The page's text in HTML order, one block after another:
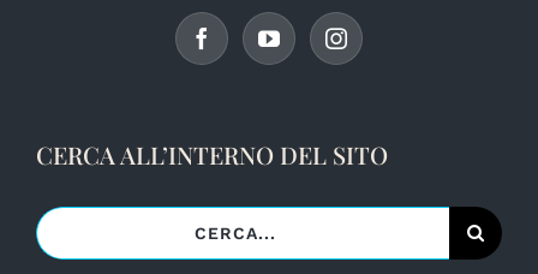
CERCA ALL’INTERNO DEL SITO
Cerca
per: